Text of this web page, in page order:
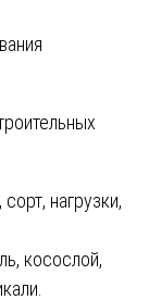
нагрузки,
косослой,